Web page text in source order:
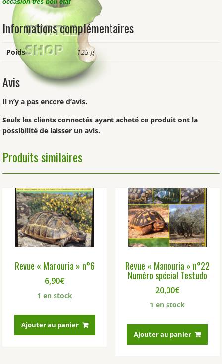
occasion très bon état
Informations complémentaires
Poids 125 g
Avis
Il n’y a pas encore d’avis.
Seuls les clients connectés ayant acheté ce produit ont la
possibilité de laisser un avis.
Produits similaires
Revue « Manouria » n°6
6,90€
1 en stock
Ajouter au panier
Revue « Manouria » n°22
Numéro spécial Testudo
20,00€
1 en stock
Ajouter au panier